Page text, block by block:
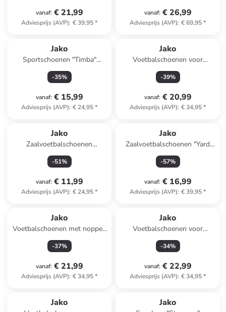
vanaf: € 21,99
Adviesprijs (AVP): € 39,95*
vanaf: € 26,99
Adviesprijs (AVP): € 69,95*
Jako
Sportschoenen "Timba"
donkerblauw
-35%
vanaf: € 15,99
Adviesprijs (AVP): € 24,95*
Jako
Voetbalschoenen voor
hardcourt "Skill" blauw/groen
-39%
vanaf: € 20,99
Adviesprijs (AVP): € 34,95*
Jako
Zaalvoetbalschoenen
"Winger" donkerblauw
-51%
vanaf: € 11,99
Adviesprijs (AVP): € 24,95*
Jako
Zaalvoetbalschoenen "Yard
Pro" wit
-57%
vanaf: € 16,99
Adviesprijs (AVP): € 39,95*
Jako
Voetbalschoenen met noppen
zwart/groen
-37%
vanaf: € 21,99
Adviesprijs (AVP): € 34,95*
Jako
Voetbalschoenen voor
(kunst)gras "Twist"
blauw/geel
-34%
vanaf: € 22,99
Adviesprijs (AVP): € 34,95*
Jako Jako